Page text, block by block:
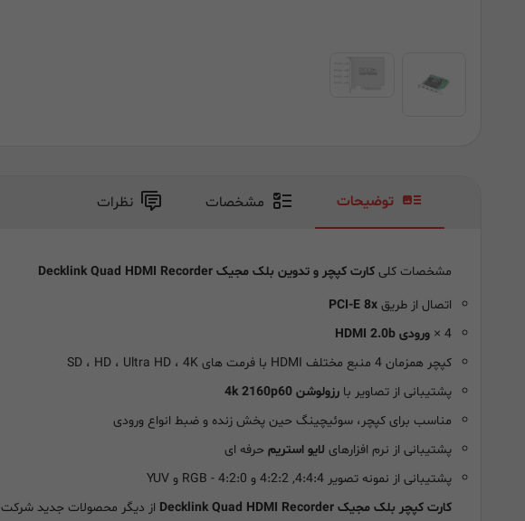
توضیحات مشخصات نظرات
مشخصات کلی کارت کپچر و تدوین بلک مجیک Decklink Quad HDMI Recorder
اتصال از طریق PCI-E 8x
4 ×
ورودی HDMI 2.0b
کپچر همزمان 4 منبع مختلف HDMI با فرمت های SD ، HD ، Ultra HD ، 4K
پشتیبانی از تصاویر با رزولوشن 4k 2160p60
مناسب برای کپچر، سوئیچینگ حین پخش زنده و ضبط انواع ورودی
پشتیبانی از نرم افزارهای لایو استریم حرفه ای
پشتیبانی از نمونه تصویر 4:4:4, 4:2:2 و 4:2:0 - RGB و YUV
کارت کپچر بلک مجیک Decklink Quad HDMI Recorder
از دیگر محصولات جدید شرکت